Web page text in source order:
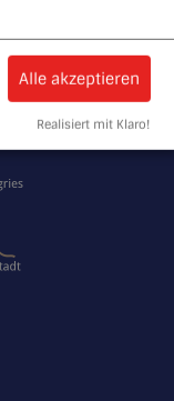
Alle akzeptieren
Realisiert mit Klaro!